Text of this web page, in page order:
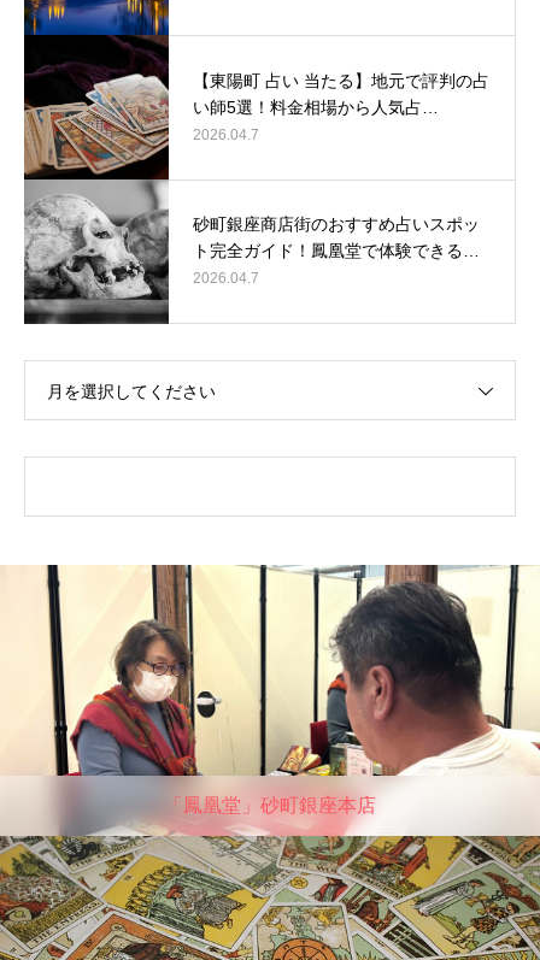
【東陽町 占い 当たる】地元で評判の占
い師5選！料金相場から人気占…
2026.04.7
砂町銀座商店街のおすすめ占いスポッ
ト完全ガイド！鳳凰堂で体験できる…
2026.04.7
月を選択してください
「鳳凰堂」砂町銀座本店